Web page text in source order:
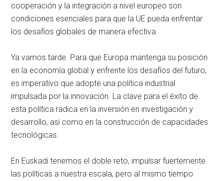
cooperación y la integración a nivel europeo son
condiciones esenciales para que la UE pueda enfrentar
los desafíos globales de manera efectiva.
Ya vamos tarde. Para que Europa mantenga su posición
en la economía global y enfrente los desafíos del futuro,
es imperativo que adopte una política industrial
impulsada por la innovación. La clave para el éxito de
esta política radica en la inversión en investigación y
desarrollo, así como en la construcción de capacidades
tecnológicas.
En Euskadi tenemos el doble reto, impulsar fuertemente
las políticas a nuestra escala, pero al mismo tiempo